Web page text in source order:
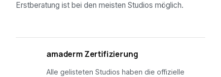
Erstberatung ist bei den meisten Studios möglich.
amaderm Zertifizierung
Alle gelisteten Studios haben die offizielle